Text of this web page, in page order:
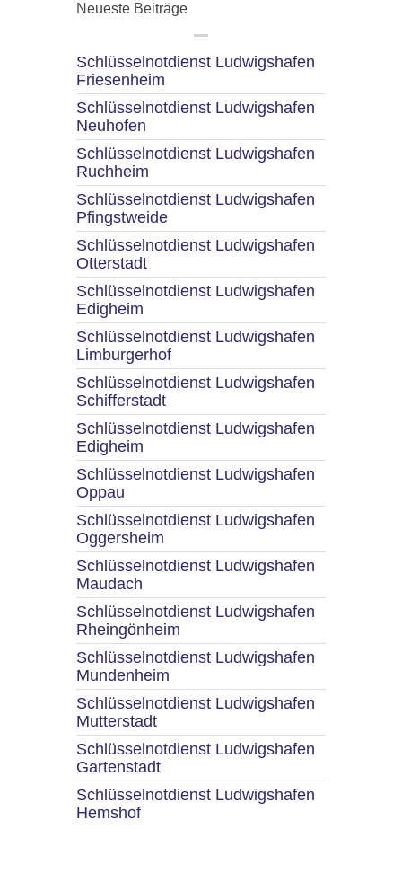
Neueste Beiträge
Schlüsselnotdienst Ludwigshafen
Friesenheim
Schlüsselnotdienst Ludwigshafen
Neuhofen
Schlüsselnotdienst Ludwigshafen
Ruchheim
Schlüsselnotdienst Ludwigshafen
Pfingstweide
Schlüsselnotdienst Ludwigshafen
Otterstadt
Schlüsselnotdienst Ludwigshafen
Edigheim
Schlüsselnotdienst Ludwigshafen
Limburgerhof
Schlüsselnotdienst Ludwigshafen
Schifferstadt
Schlüsselnotdienst Ludwigshafen
Edigheim
Schlüsselnotdienst Ludwigshafen
Oppau
Schlüsselnotdienst Ludwigshafen
Oggersheim
Schlüsselnotdienst Ludwigshafen
Maudach
Schlüsselnotdienst Ludwigshafen
Rheingönheim
Schlüsselnotdienst Ludwigshafen
Mundenheim
Schlüsselnotdienst Ludwigshafen
Mutterstadt
Schlüsselnotdienst Ludwigshafen
Gartenstadt
Schlüsselnotdienst Ludwigshafen
Hemshof